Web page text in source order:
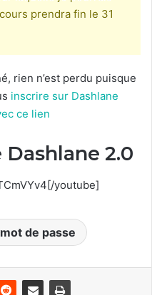
prendra fin le 31
rien n’est perdu puisque
inscrire sur Dashlane
ce lien
2.0
youtube]
mot de passe